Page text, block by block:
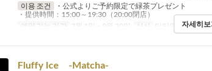
이용 조건
・公式よりご予約限定で緑茶プレゼント
・提供時間：15:00～19:30（20:00閉店）
예약 가능 기간
7월 1일 ~ 9월 30일 식사 티타임, 저녁 주
자세히보
Fluffy Ice -Matcha-